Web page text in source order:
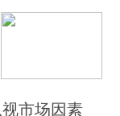
市场因素